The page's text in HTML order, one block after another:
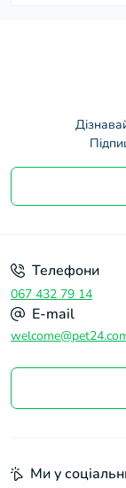
Телефони
067 432 79 14
E-mail
Ми у